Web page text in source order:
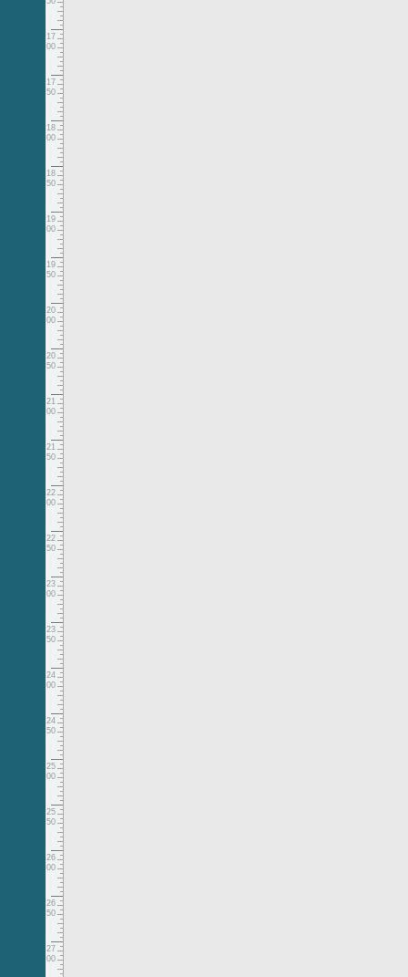
17
00
17
50
18
00
18
50
19
00
19
50
20
00
20
50
21
00
21
50
22
00
22
50
23
00
23
50
24
00
24
50
25
00
25
50
26
00
26
50
27
00